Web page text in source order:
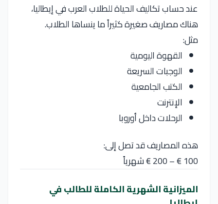
عند حساب تكاليف الحياة للطلاب العرب في إيطاليا،
هناك مصاريف صغيرة كثيراً ما ينساها الطلاب.
مثل:
القهوة اليومية
الوجبات السريعة
الكتب الجامعية
الإنترنت
الرحلات داخل أوروبا
هذه المصاريف قد تصل إلى:
100 € – 200 € شهرياً
الميزانية الشهرية الكاملة للطالب في